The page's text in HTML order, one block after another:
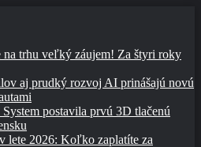
na trhu veľký záujem! Za štyri roky
aj prudký rozvoj AI prinášajú novú
postavila prvú 3D tlačenú
lete 2026: Koľko zaplatíte za